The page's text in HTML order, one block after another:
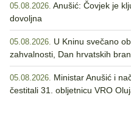
05.08.2026. Anušić: Čovjek je
dovoljna
05.08.2026. U Kninu svečano
zahvalnosti, Dan hrvatskih
05.08.2026. Ministar Anušić i
čestitali 31. obljetnicu VRO